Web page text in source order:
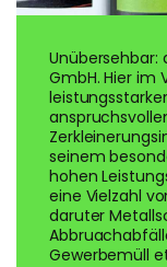
Unübersehbar:
GmbH. Hier im
seinem
hohen
eine Vielzahl
daruter
Gewerbemüll